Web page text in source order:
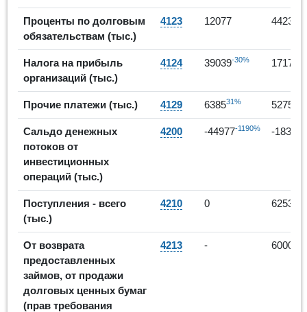
Проценты по долговым
обязательствам (тыс.)
4123 12077 44237
Налога на прибыль
организаций (тыс.)
4124 39039-30% 17172
Прочие платежи (тыс.) 4129 638531% 52759
Сальдо денежных
потоков от
инвестиционных
операций (тыс.)
4200 -44977-1190% -183926
Поступления - всего
(тыс.)
4210 0 6253
От возврата
предоставленных
займов, от продажи
долговых ценных бумаг
(прав требования
4213 - 6000